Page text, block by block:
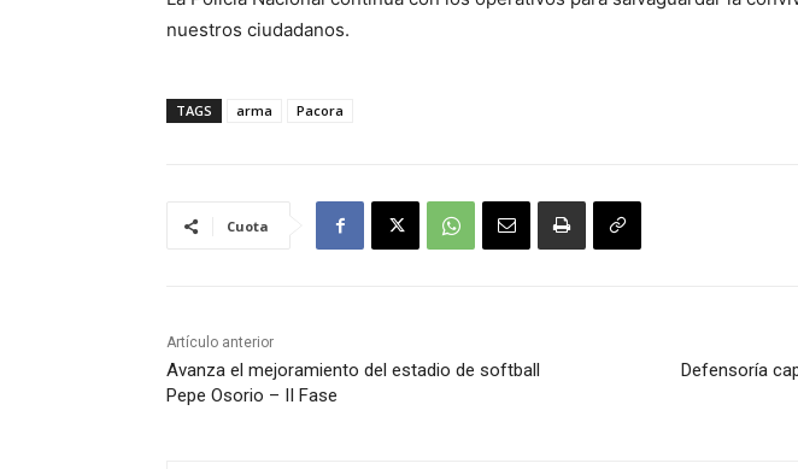
nuestros ciudadanos.
TAGS arma Pacora
Cuota
Artículo anterior
Avanza el mejoramiento del estadio de softball
Pepe Osorio – II Fase
Defensoría